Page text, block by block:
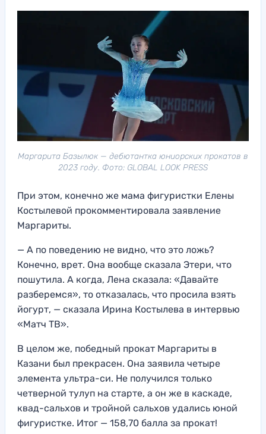
Маргарита Базылюк — дебютантка юниорских прокатов в
2023 году. Фото: GLOBAL LOOK PRESS
При этом, конечно же мама фигуристки Елены
Костылевой прокомментировала заявление
Маргариты.
— А по поведению не видно, что это ложь?
Конечно, врет. Она вообще сказала Этери, что
пошутила. А когда, Лена сказала: «Давайте
разберемся», то отказалась, что просила взять
йогурт, — сказала Ирина Костылева в интервью
«Матч ТВ».
В целом же, победный прокат Маргариты в
Казани был прекрасен. Она заявила четыре
элемента ультра-си. Не получился только
четверной тулуп на старте, а он же в каскаде,
квад-сальхов и тройной сальхов удались юной
фигуристке. Итог — 158,70 балла за прокат!